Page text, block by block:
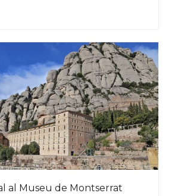
al Museu de Montserrat